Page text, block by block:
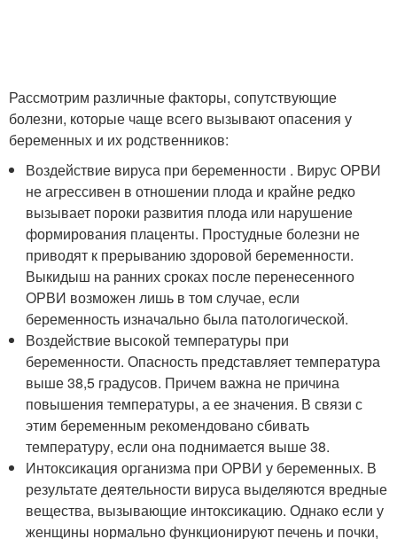
Рассмотрим различные факторы, сопутствующие
болезни, которые чаще всего вызывают опасения у
беременных и их родственников:
Воздействие вируса при беременности . Вирус ОРВИ
не агрессивен в отношении плода и крайне редко
вызывает пороки развития плода или нарушение
формирования плаценты. Простудные болезни не
приводят к прерыванию здоровой беременности.
Выкидыш на ранних сроках после перенесенного
ОРВИ возможен лишь в том случае, если
беременность изначально была патологической.
Воздействие высокой температуры при
беременности. Опасность представляет температура
выше 38,5 градусов. Причем важна не причина
повышения температуры, а ее значения. В связи с
этим беременным рекомендовано сбивать
температуру, если она поднимается выше 38.
Интоксикация организма при ОРВИ у беременных. В
результате деятельности вируса выделяются вредные
вещества, вызывающие интоксикацию. Однако если у
женщины нормально функционируют печень и почки,